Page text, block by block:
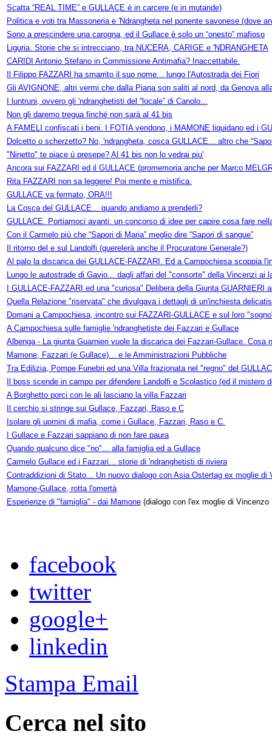
Scatta “REAL TIME” e GULLACE è in carcere (e in mutande)
Politica e voti tra Massoneria e 'Ndrangheta nel ponente savonese (dove
Sono a prescindere una carogna, ed il Gullace è solo un “onesto” mafioso
Liguria. Storie che si intrecciano, tra NUCERA, CARIGE e 'NDRANGHETA
CARIDI Antonio Stefano in Commissione Antimafia? Inaccettabile.
Il Filippo FAZZARI ha smarrito il suo nome... lungo l'Autostrada dei Fiori
Gli AVIGNONE, altri vermi che dalla Piana son saliti al nord, da Genova
I luntruni, ovvero gli 'ndranghetisti del “locale” di Canolo...
Non gli daremo tregua finché non sarà al 41 bis
A FAMELI confiscati i beni. I FOTIA vendono, i MAMONE liquidano ed i
Dolcetto o scherzetto? No, 'ndrangheta, cosca GULLACE... altro che
"Ninetto" te piace ù presepe? Al 41 bis non lo vedrai piu'
Ancora sui FAZZARI ed il GULLACE (promemoria anche per Marco
Rita FAZZARI non sa leggere! Poi mente e mistifica.
GULLACE va fermato, ORA!!!
La Cosca del GULLACE... quando andiamo a prenderli?
GULLACE. Portiamoci avanti: un concorso di idee per capire cosa fare
Con il Carmelo più che “Sapori di Maria” meglio dire “Sapori di sangue”
Il ritorno del e sul Landolfi (querelerà anche il Procuratore Generale?)
Al palo la discarica dei GULLACE-FAZZARI. Ed a Campochiesa scoppia
Lungo le autostrade di Gavio... dagli affari del "consorte" della Vincenzi ai
I GULLACE-FAZZARI ed una "curiosa" Delibera della Giunta GUARNIERI
Quella Relazione "riservata" che divulgava i dettagli di un'inchiesta
Domani a Campochiesa, incontro sui FAZZARI-GULLACE e sul loro
A Campochiesa sulle famiglie 'ndranghetiste dei Fazzari e Gullace
Albenga - La giunta Guarnieri vuole la discarica dei Fazzari-Gullace. Cosa
Mamone, Fazzari (e Gullace)... e le Amministrazioni Pubbliche
Tra Edilizia, Pompe Funebri ed una Villa frazionata nel "regno" del
Il boss scende in campo per difendere Landolfi e Scolastico (ed il mistero
A Borghetto porci con le ali lasciano la villa Fazzari
Il cerchio si stringe sui Gullace, Fazzari, Raso e C
Isolare gli uomini di mafia, come i Gullace, Fazzari, Raso e C.
I Gullace e Fazzari sappiano di non fare paura
Quando qualcuno dice "no"... alla famiglia ed a Gullace
Carmelo Gullace ed i Fazzari... storie di 'ndranghetisti di riviera
Contraddizioni di Stato... Un nuovo dialogo con Asia Ostertag ex moglie di
Mamone-Gullace, rotta l'omertà
Esperienze di "famiglia" - dai Mamone (dialogo con l'ex moglie di Vincenzo
facebook
twitter
google+
linkedin
Stampa Email
Cerca nel sito